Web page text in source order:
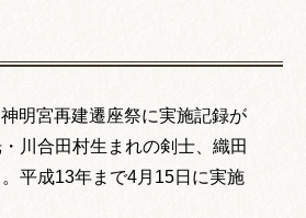
明宮再建遷座祭に実施記録が
川合田村生まれの剣士、織田
平成13年まで4月15日に実施